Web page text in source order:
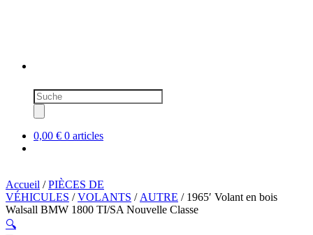
Recherche
de
produits
0,00 € 0 articles
Accueil /PIÈCES DE
VÉHICULES /VOLANTS / AUTRE / 1965′ Volant en bois
Walsall BMW 1800 TI/SA Nouvelle Classe
🔍